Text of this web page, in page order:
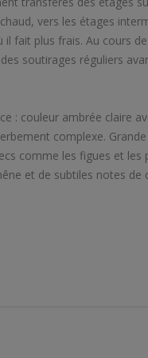
vers les étages
il fait plus frais. Au cours
soutirages réguliers
: couleur ambrée claire
complexe.
comme les figues et les
et de subtiles notes de